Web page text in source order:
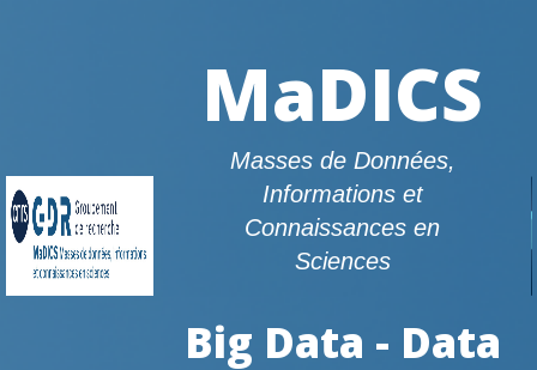
MaDICS
Masses de Données,
Informations et
Connaissances en
Sciences
Big Data - Data